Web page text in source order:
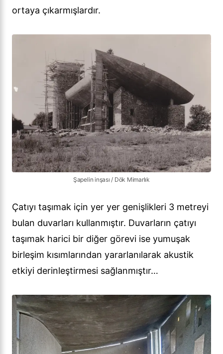
ortaya çıkarmışlardır.
Şapelin inşası / Dök Mimarlık
Çatıyı taşımak için yer yer genişlikleri 3 metreyi
bulan duvarları kullanmıştır. Duvarların çatıyı
taşımak harici bir diğer görevi ise yumuşak
birleşim kısımlarından yararlanılarak akustik
etkiyi derinleştirmesi sağlanmıştır…